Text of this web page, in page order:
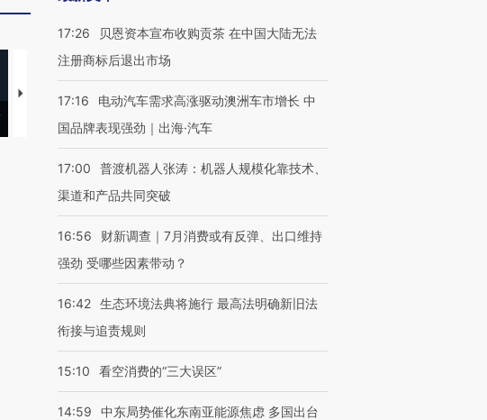
【推广】走进第四届链博
会，让数智科技“链”接产
【特别呈现】寻找100种
有意思的生活方式·第三对
【商旅对话】华住集团
CFO：不靠规模取胜，华
17:26
贝恩资本宣布收购贡茶 在中国大陆无法
注册商标后退出市场
17:16
电动汽车需求高涨驱动澳洲车市增长 中
国品牌表现强劲｜出海·汽车
17:00
普渡机器人张涛：机器人规模化靠技术、
渠道和产品共同突破
16:56
财新调查｜7月消费或有反弹、出口维持
强劲 受哪些因素带动？
16:42 生态环境法典将施行 最高法明确新旧法
衔接与追责规则
15:10 看空消费的“三大误区”
14:59
中东局势催化东南亚能源焦虑 多国出台